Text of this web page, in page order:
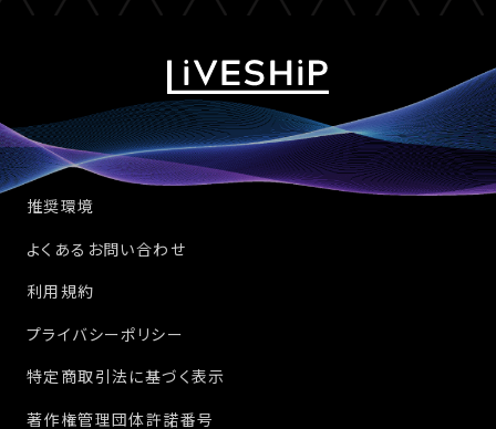
推奨環境
よくあるお問い合わせ
利用規約
プライバシーポリシー
特定商取引法に基づく表示
著作権管理団体許諾番号